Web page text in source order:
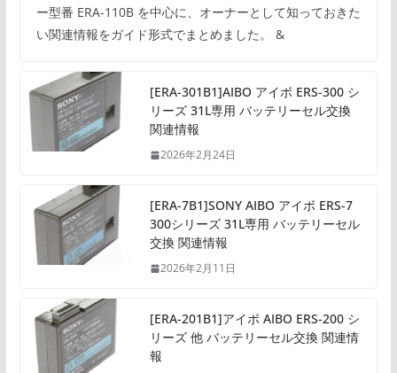
ー型番 ERA-110B を中心に、オーナーとして知っておきた
い関連情報をガイド形式でまとめました。 &
[ERA-301B1]AIBO アイボ ERS-300 シ
リーズ 31L専用 バッテリーセル交換
関連情報
2026年2月24日
[ERA-7B1]SONY AIBO アイボ ERS-7
300シリーズ 31L専用 バッテリーセル
交換 関連情報
2026年2月11日
[ERA-201B1]アイボ AIBO ERS-200 シ
リーズ 他 バッテリーセル交換 関連情
報